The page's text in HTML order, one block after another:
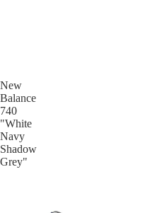
New
Balance
740
"White
Navy
Shadow
Grey"